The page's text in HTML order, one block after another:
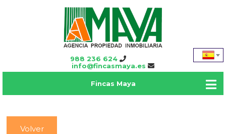
988 236 624
info@fincasmaya.es
Fincas Maya
Volver